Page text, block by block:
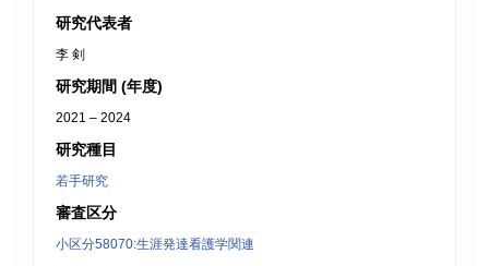
研究代表者
李 剣
研究期間 (年度)
2021 – 2024
研究種目
若手研究
審査区分
小区分58070:生涯発達看護学関連